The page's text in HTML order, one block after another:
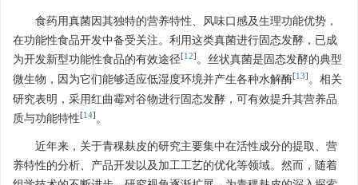
食药用真菌因其独特的营养特性、风味口感及生理功能优势，
在功能性食品开发中备受关注。利用这类真菌进行固态发酵，已成
为开发新型功能性食品的有效途径[12] 。丝状真菌是固态发酵的典型
微生物，因为它们能够适应低湿度环境并产生各种水解酶[13] 。相关
研究表明，采用红曲霉对谷物进行固态发酵，可有效提升其营养品
质与功能特性[14] 。
近年来，关于青稞麸皮的研究主要集中在活性成分的提取、营
养特性的分析、产品开发以及加工工艺的优化等领域。然而，随着